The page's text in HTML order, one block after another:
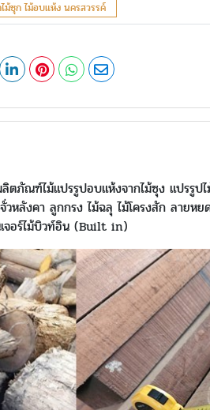
ม้ซุก ไม้อบแห้ง นครสวรรค์
ภัณฑ์ไม้แปรรูปอบแห้งจากไม้ซุง แปรรูป
หลังคา ลูกกรง ไม้ฉลุ ไม้โครงสัก ลายหย
จอร์ไม้บิวท์อิน (Built in)